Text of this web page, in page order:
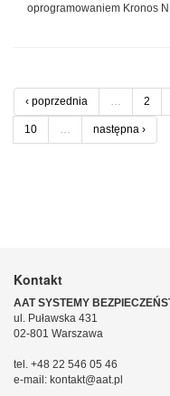
oprogramowaniem Kronos
‹ poprzednia 2
10 następna ›
Kontakt
AAT SYSTEMY
ul. Puławska 431
02-801 Warszawa
tel. +48 22 546 05 46
e-mail: kontakt@aat.pl